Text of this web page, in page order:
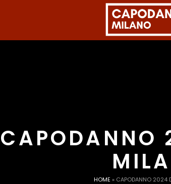
CAPODANNO
HOME » CAPODANNO 2024